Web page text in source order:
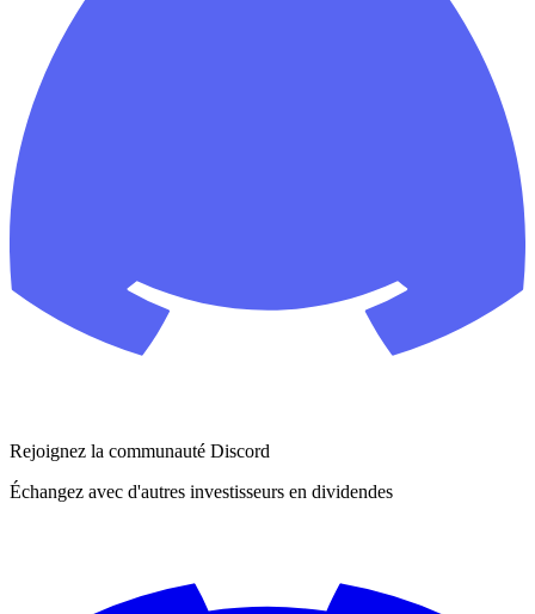
Rejoignez la communauté Discord
Échangez avec d'autres investisseurs en dividendes